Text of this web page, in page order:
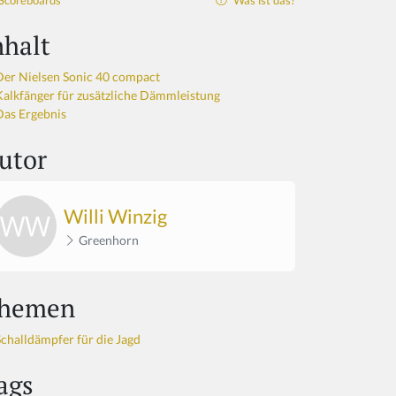
Nielsen Sonic 40 compact
für zusätzliche Dämmleistung
Ergebnis
Willi Winzig
Greenhorn
für die Jagd